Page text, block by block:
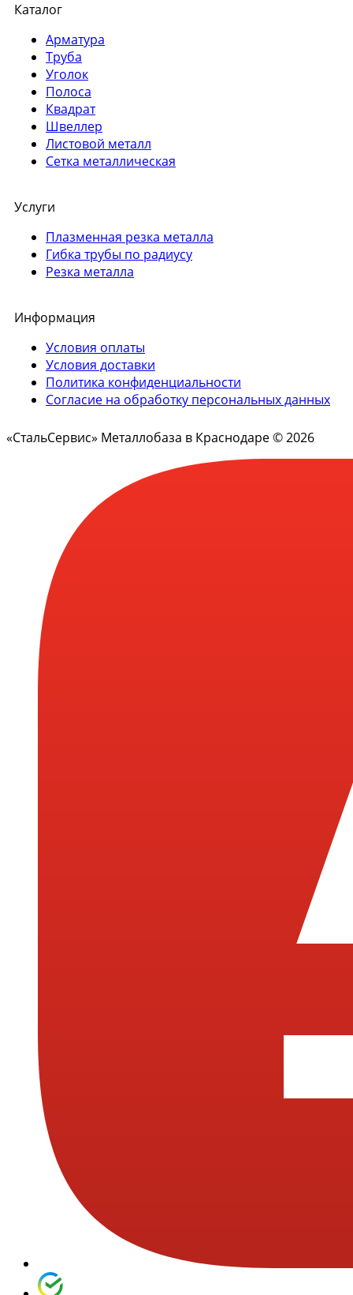
Каталог
Арматура
Труба
Уголок
Полоса
Квадрат
Швеллер
Листовой металл
Сетка металлическая
Услуги
Плазменная резка металла
Гибка трубы по радиусу
Резка металла
Информация
Условия оплаты
Условия доставки
Политика конфиденциальности
Согласие на обработку персональных данных
«СтальСервис» Металлобаза в Краснодаре © 2026